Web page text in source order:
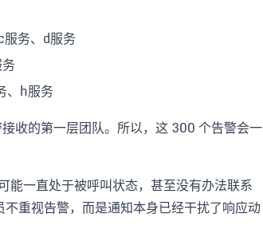
务、d服务
、h服务
收的第一层团队。所以，这 300 个告警会一
一直处于被呼叫状态，甚至没有办法联系
重视告警，而是通知本身已经干扰了响应动